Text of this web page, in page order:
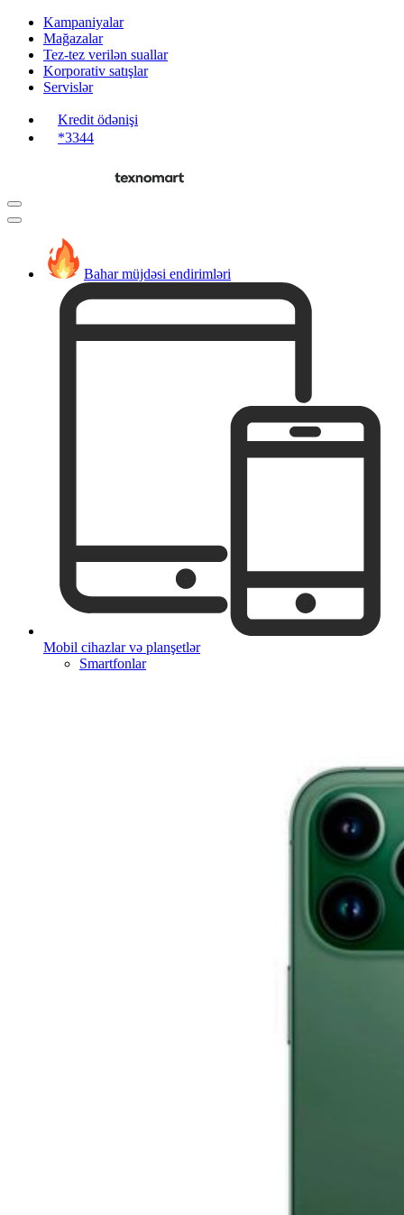
Kampaniyalar
Mağazalar
Tez-tez verilən suallar
Korporativ satışlar
Servislər
Kredit ödənişi
*3344
Bahar müjdəsi endirimləri
Mobil cihazlar və planşetlər
Smartfonlar